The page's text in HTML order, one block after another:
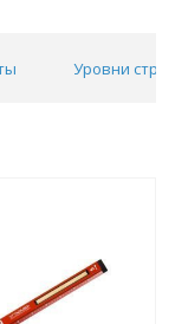
Уровни